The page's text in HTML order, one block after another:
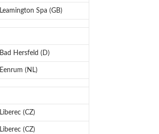
Leamington Spa (GB)
Bad Hersfeld (D)
Eenrum (NL)
Liberec (CZ)
Liberec (CZ)